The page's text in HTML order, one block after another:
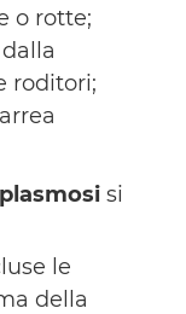
o rotte;
roditori;
si
le
della